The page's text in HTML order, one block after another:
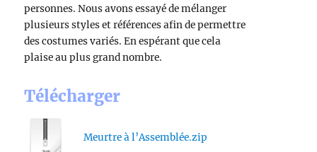
personnes. Nous avons essayé de mélanger
plusieurs styles et références afin de permettre
des costumes variés. En espérant que cela
plaise au plus grand nombre.
Télécharger
Meurtre à l’Assemblée.zip